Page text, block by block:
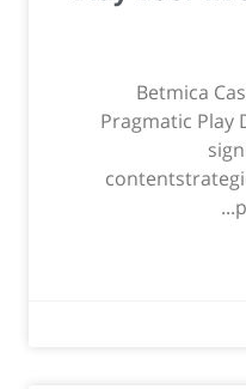
Betmica
Pragmatic Play